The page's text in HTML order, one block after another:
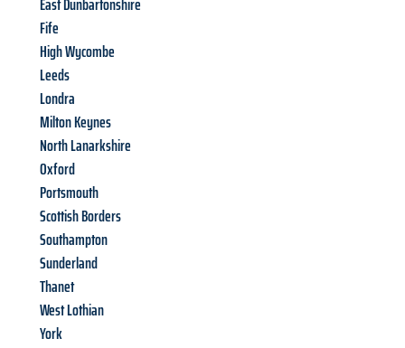
Fife
High Wycombe
Leeds
Londra
Milton Keynes
North Lanarkshire
Oxford
Portsmouth
Scottish Borders
Southampton
Sunderland
Thanet
West Lothian
York